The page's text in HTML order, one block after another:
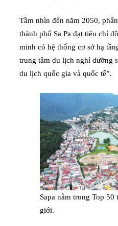
Tầm nhìn đến năm 2050,
thành phố Sa Pa đạt tiêu chí
minh có hệ thống cơ sở hạ
trung tâm du lịch nghỉ dưỡng
du lịch quốc gia và quốc tế”.
Sapa nằm trong Top 50
giới.